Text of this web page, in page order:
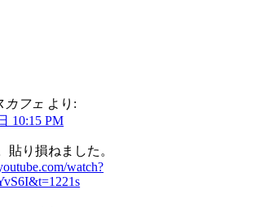
カフェ より:
10:15 PM
貼り損ねました。
watch?